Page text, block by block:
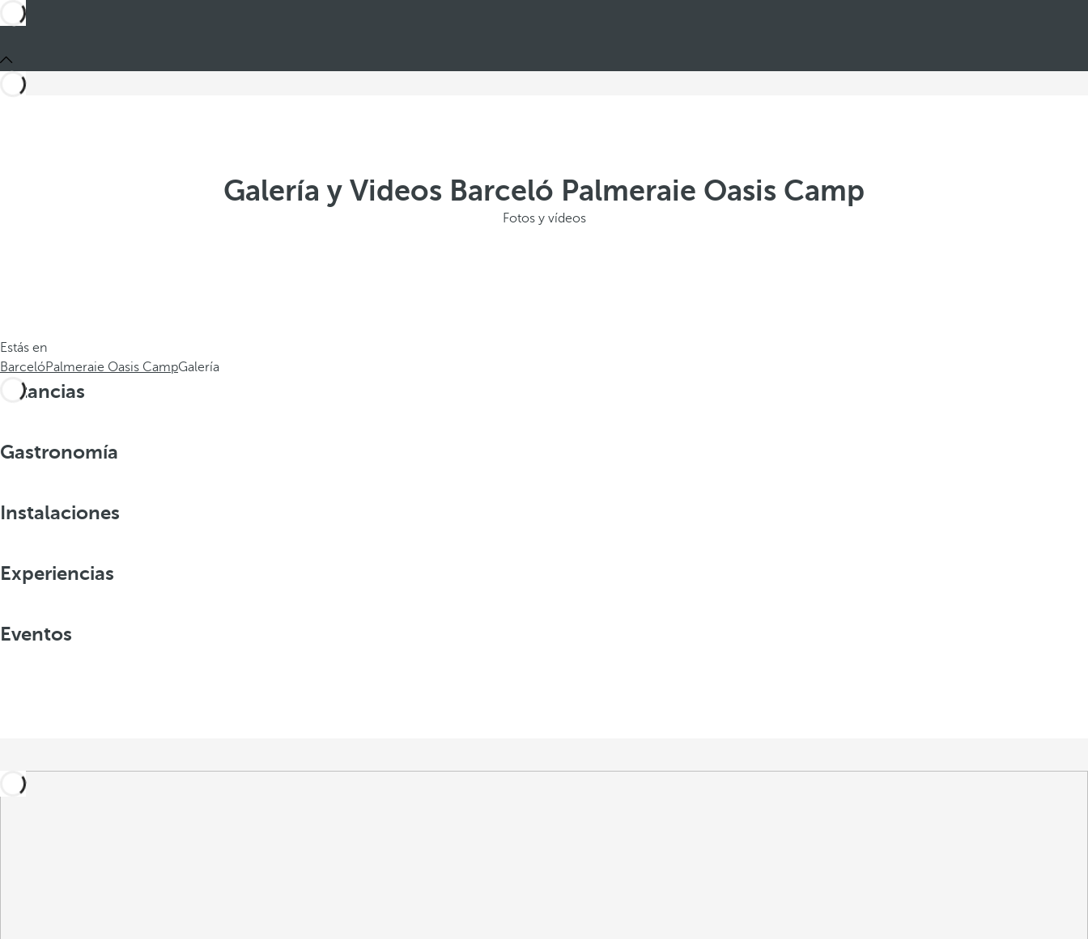
Galería y Videos Barceló Palmeraie Oasis Camp
Fotos y vídeos
Estás en
BarcelóPalmeraie Oasis CampGalería
Estancias
Gastronomía
Instalaciones
Experiencias
Eventos